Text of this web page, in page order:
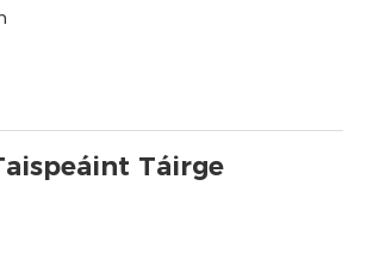
Táirge